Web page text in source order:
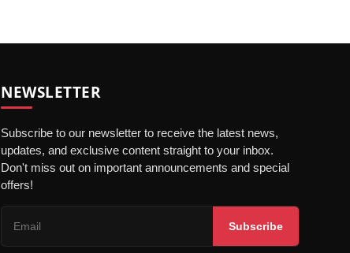
NEWSLETTER
Subscribe to our newsletter to receive the latest news,
updates, and exclusive content straight to your inbox.
Don't miss out on important announcements and special
offers!
Subscribe